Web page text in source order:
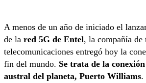
A menos de un año de iniciado el
de la red 5G de Entel, la compañía de
telecomunicaciones entregó hoy la
fin del mundo. Se trata de la
austral del planeta, Puerto Williams.